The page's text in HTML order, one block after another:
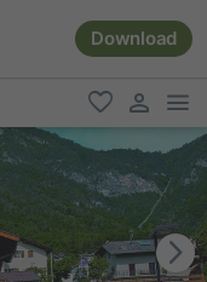
Download
favorit
user link